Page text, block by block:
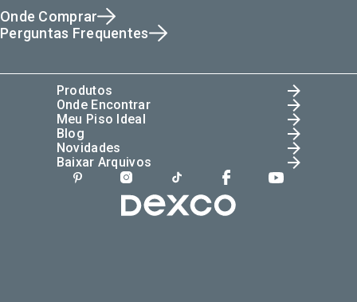
Onde Comprar
Perguntas Frequentes
Produtos
Onde Encontrar
Meu Piso Ideal
Blog
Novidades
Baixar Arquivos